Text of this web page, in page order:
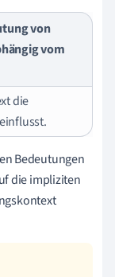
von
vom
die
Bedeutungen
die impliziten